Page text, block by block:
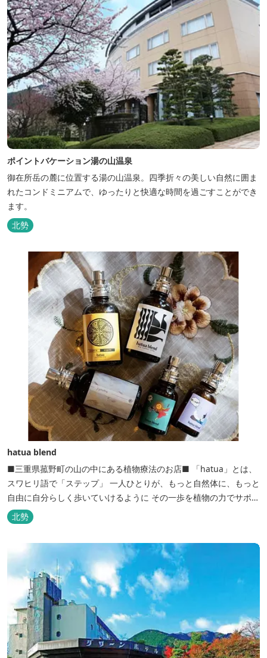
ポイントバケーション湯の山温泉
御在所岳の麓に位置する湯の山温泉。四季折々の美しい自然に囲ま
れたコンドミニアムで、ゆったりと快適な時間を過ごすことができ
ます。
北勢
hatua blend
■三重県菰野町の山の中にある植物療法のお店■ 「hatua」とは、
スワヒリ語で「ステップ」 一人ひとりが、もっと自然体に、もっと
自由に自分らしく歩いていけるように その一歩を植物の力でサポー
トしたいという思いから生まれたお店。 黄土スチームよもぎ蒸しや
アロマの調合、季節の養生講座、アロマ講座、腸活講座、ワークシ
ョップ、イベント出店 植物を通して身体と心を整えよう！をテーマ
に...
北勢